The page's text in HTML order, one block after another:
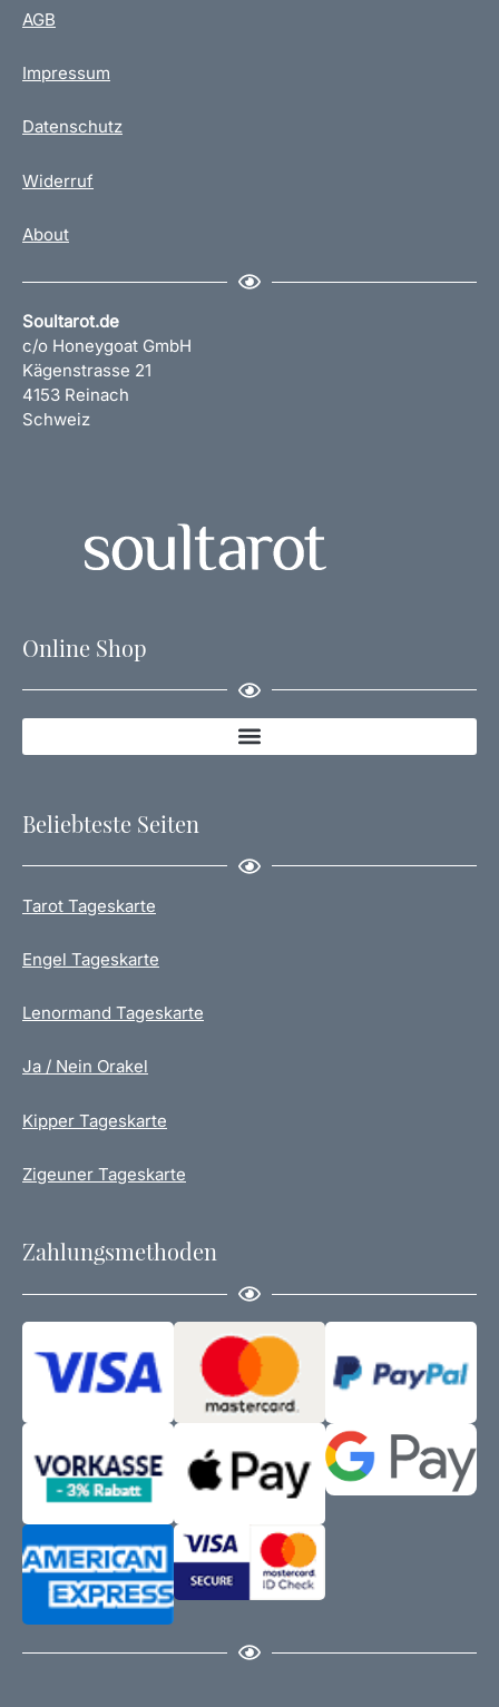
AGB
Impressum
Datenschutz
Widerruf
About
Soultarot.de
c/o Honeygoat GmbH
Kägenstrasse 21
4153 Reinach
Schweiz
Online Shop
Beliebteste Seiten
Tarot Tageskarte
Engel Tageskarte
Lenormand Tageskarte
Ja / Nein Orakel
Kipper Tageskarte
Zigeuner Tageskarte
Zahlungsmethoden